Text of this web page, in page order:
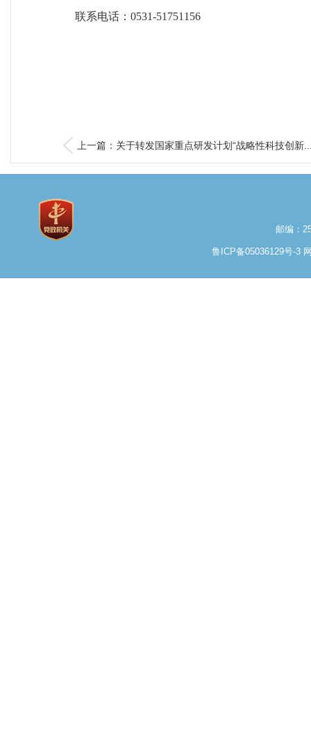
联系电话：0531-51751156
上一篇：关于转发国家重点研发计划“战略性科技创新
邮编：
鲁ICP备05036129号-3